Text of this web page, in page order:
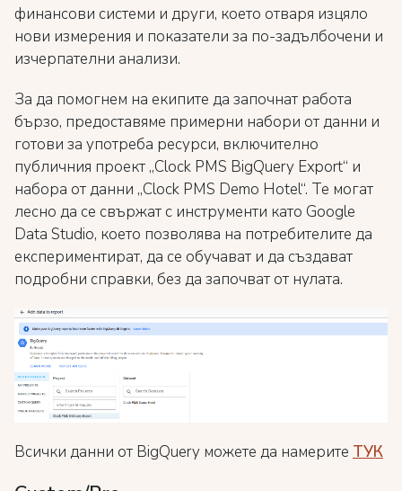
финансови системи и други, което отваря изцяло
нови измерения и показатели за по-задълбочени и
изчерпателни анализи.
За да помогнем на екипите да започнат работа
бързо, предоставяме примерни набори от данни и
готови за употреба ресурси, включително
публичния проект „Clock PMS BigQuery Export“ и
набора от данни „Clock PMS Demo Hotel“. Те могат
лесно да се свържат с инструменти като Google
Data Studio, което позволява на потребителите да
експериментират, да се обучават и да създават
подробни справки, без да започват от нулата.
Всички данни от BigQuery можете да намерите ТУК